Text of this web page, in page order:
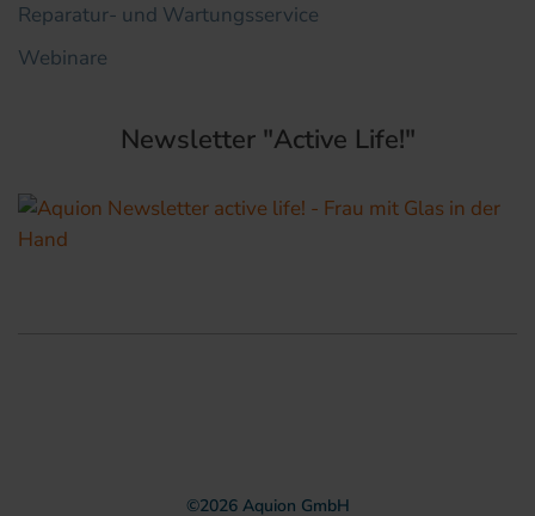
Reparatur- und Wartungsservice
Webinare
Newsletter "Active Life!"
©2026Aquion GmbH